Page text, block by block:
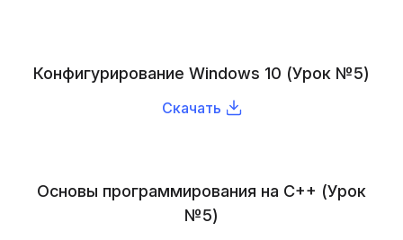
Конфигурирование Windows 10 (Урок №5)
Скачать
Основы программирования на C++ (Урок
№5)